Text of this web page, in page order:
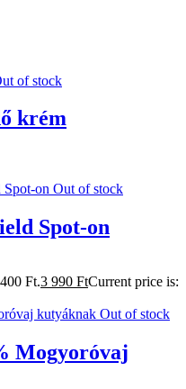
of stock
krém
Out of stock
Spot-on
Ft.3 990 FtCurrent price is:
Out of stock
Mogyoróvaj